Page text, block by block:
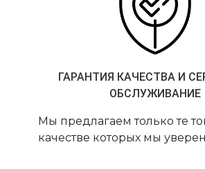
ГАРАНТИЯ КАЧЕСТВА И
ОБСЛУЖИВАНИЕ
Мы предлагаем только те
качестве которых мы